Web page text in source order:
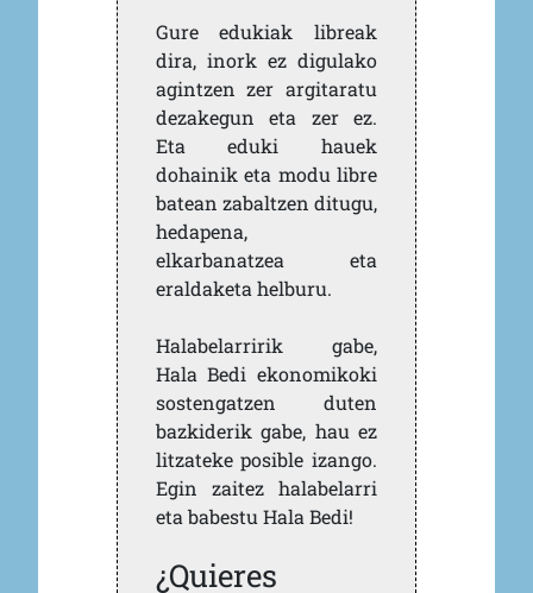
Gure edukiak libreak
dira, inork ez digulako
agintzen zer argitaratu
dezakegun eta zer ez.
Eta eduki hauek
dohainik eta modu libre
batean zabaltzen ditugu,
hedapena,
elkarbanatzea eta
eraldaketa helburu.
Halabelarririk gabe,
Hala Bedi ekonomikoki
sostengatzen duten
bazkiderik gabe, hau ez
litzateke posible izango.
Egin zaitez halabelarri
eta babestu Hala Bedi!
¿Quieres